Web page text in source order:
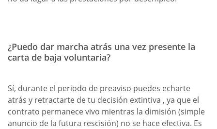
¿Puedo dar marcha atrás una vez presente la
carta de baja voluntaria?
Sí, durante el periodo de preaviso puedes echarte
atrás y retractarte de tu decisión extintiva , ya que el
contrato permanece vivo mientras la dimisión (simple
anuncio de la futura rescisión) no se hace efectiva. Es